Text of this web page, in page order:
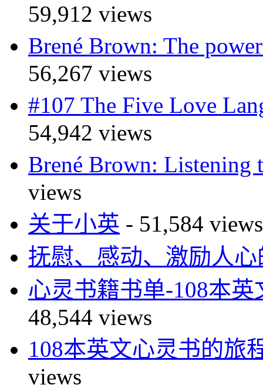
59,912 views
Brené Brown: The
56,267 views
#107 The Five Love
54,942 views
Brené Brown: Listening
views
关于小英 - 51,584 views
抚慰、感动、激励人
心灵书籍书单-108本
48,544 views
108本英文心灵书的旅
views